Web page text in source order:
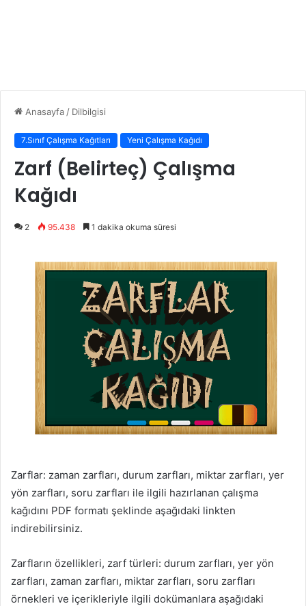
Anasayfa / Dilbilgisi
7.Sınıf Çalışma Kağıtları Yeni Çalışma Kağıdı
Zarf (Belirteç) Çalışma
Kağıdı
2 95.438 1 dakika okuma süresi
Zarflar: zaman zarfları, durum zarfları, miktar zarfları, yer
yön zarfları, soru zarfları ile ilgili hazırlanan çalışma
kağıdını PDF formatı şeklinde aşağıdaki linkten
indirebilirsiniz.
Zarfların özellikleri, zarf türleri: durum zarfları, yer yön
zarfları, zaman zarfları, miktar zarfları, soru zarfları
örnekleri ve içerikleriyle ilgili dokümanlara aşağıdaki